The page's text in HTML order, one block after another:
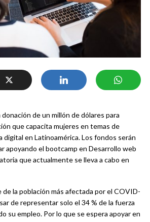
de un millón de dólares para
que capacita mujeres en temas de
digital en Latinoamérica. Los fondos serán
apoyando el bootcamp en Desarrollo web
que actualmente se lleva a cabo en
de la población más afectada por el COVID-
de representar solo el 34 % de la fuerza
su empleo. Por lo que se espera apoyar en